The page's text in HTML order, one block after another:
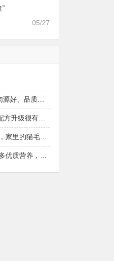
”
05/27
虾鹿肉烘焙粮真的可以闭眼冲了！
端市场的需求点，期待后续的区域代理政策。
要像都乐时这种28天就能改善毛发的产品！
很明显，都乐时太懂铲屎官想要什么了